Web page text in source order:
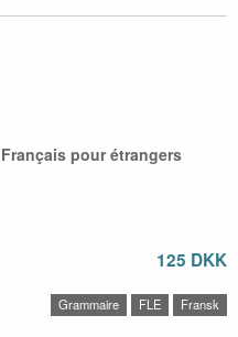
pour étrangers
125 DKK
Grammaire FLE Fransk